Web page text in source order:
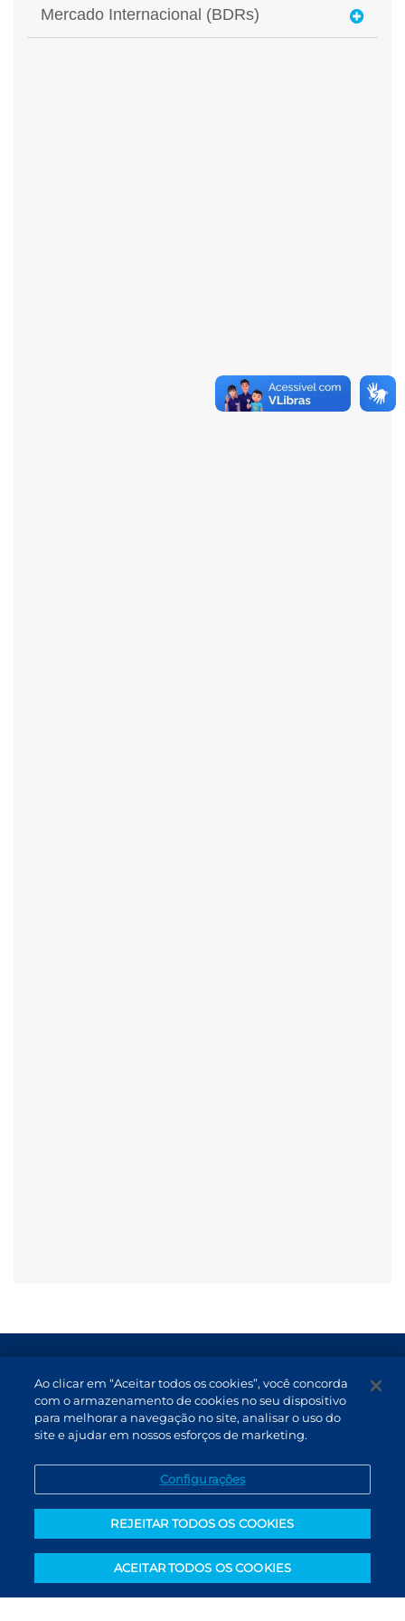
Atendimento
Canal de Denúncias
Ao clicar em “Aceitar todos os cookies”, você concorda
com o armazenamento de cookies no seu dispositivo
para melhorar a navegação no site, analisar o uso do
site e ajudar em nossos esforços de marketing.
Configurações
REJEITAR TODOS OS COOKIES
ACEITAR TODOS OS COOKIES